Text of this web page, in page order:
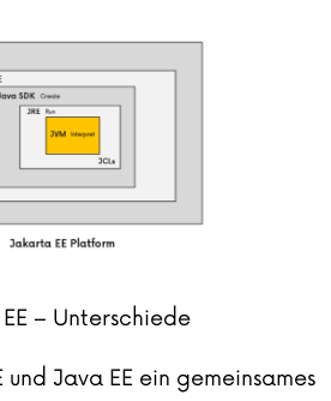
– Unterschiede
Java EE ein gemeinsames